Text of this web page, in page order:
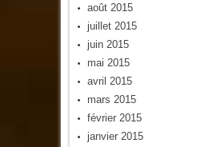
août 2015
juillet 2015
juin 2015
mai 2015
avril 2015
mars 2015
février 2015
janvier 2015